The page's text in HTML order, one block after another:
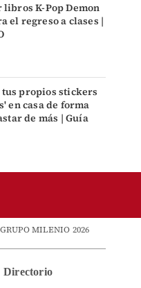
K-Pop Demon
el regreso a clases |
tus propios stickers
en casa de forma
de más | Guía
MILENIO 2026
Directorio